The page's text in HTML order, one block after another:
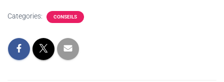
Categories: CONSEILS